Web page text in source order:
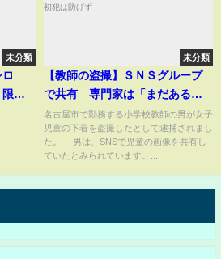
未分類
ら
未分類
【教師の盗撮】ＳＮＳグループ
で共有 専門家は「まだあるか
も」 教育者の性犯罪から子ど
もを守るには 日本版ＤＢＳ導
入でも初犯は防げず
名古屋市で勤務する小学校教師の男が女子
児童の下着を盗撮したとして逮捕されまし
た。 男は、SNSで児童の画像を共有し
ていたとみられています。...